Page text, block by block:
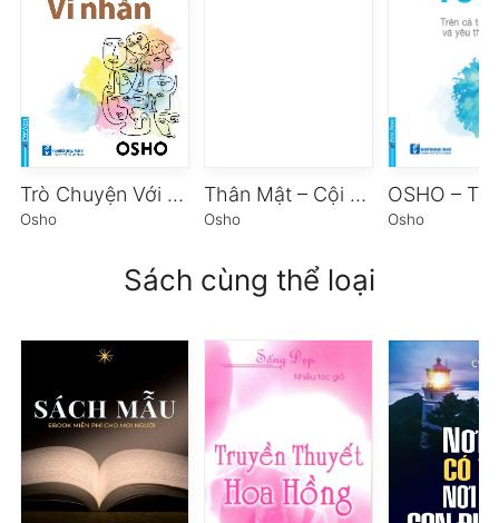
Trò Chuyện Với Vĩ Nhân
Osho
Thân Mật – Cội Nguồn Của Hạnh Phúc
Osho
OSHO – Từ
Osho
Sách cùng thể loại